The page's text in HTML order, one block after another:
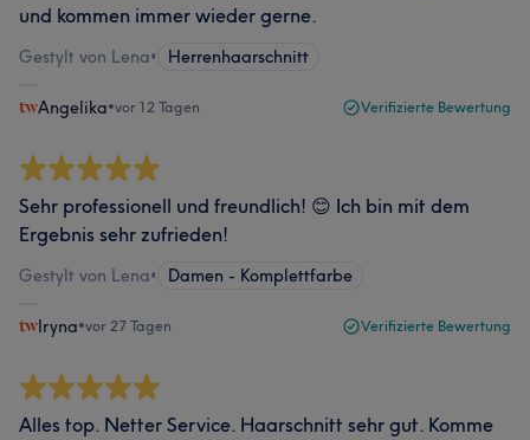
und kommen immer wieder gerne.
Gestylt von Lena• Herrenhaarschnitt
Angelika•vor 12 Tagen Verifizierte Bewertung
Sehr professionell und freundlich! 😊 Ich bin mit dem
Ergebnis sehr zufrieden!
Gestylt von Lena• Damen - Komplettfarbe
Iryna•vor 27 Tagen Verifizierte Bewertung
Alles top. Netter Service. Haarschnitt sehr gut. Komme